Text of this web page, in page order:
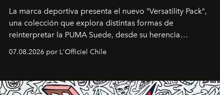
La marca deportiva presenta el nuevo "Versatility Pack",
una colección que explora distintas formas de
reinterpretar la PUMA Suede, desde su herencia
diseño y el universo outdoor.
07.08.2026 por L'Officiel Chile